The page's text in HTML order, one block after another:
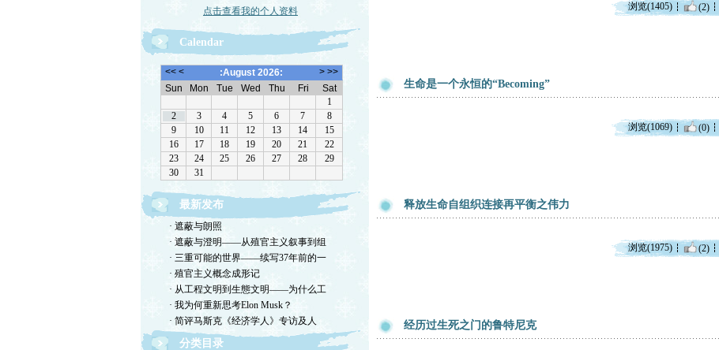
点击查看我的个人资料
Calendar
最新发布
· 遮蔽与朗照
· 遮蔽与澄明——从殖官主义叙事到组
· 三重可能的世界——续写37年前的一
· 殖官主义概念成形记
· 从工程文明到生態文明——为什么工
· 我为何重新思考Elon Musk？
· 简评马斯克《经济学人》专访及人
分类目录
浏览(1405) (2)
生命是一个永恒的“Becoming”
浏览(1069) (0)
释放生命自组织连接再平衡之伟力
浏览(1975) (2)
经历过生死之门的鲁特尼克